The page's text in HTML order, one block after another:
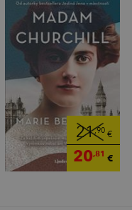
21,90€
20,81 €